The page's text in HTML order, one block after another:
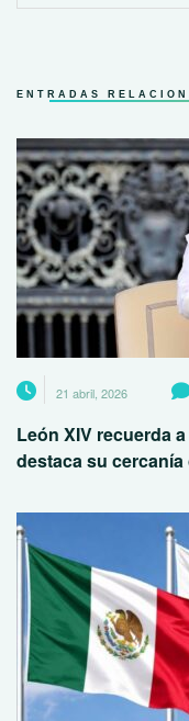
ENTRADAS
21 abril, 2026
León XIV recuerda
destaca su